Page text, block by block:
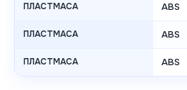
ПЛАСТМАСА ABS
ПЛАСТМАСА ABS
ПЛАСТМАСА ABS